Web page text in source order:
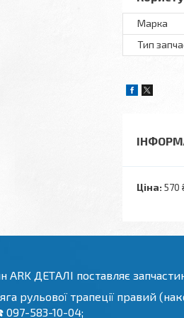
Марка
Тип
Ціна: 570
ARK ДЕТАЛІ поставляє
рульової трапеції правий
097-583-10-04;